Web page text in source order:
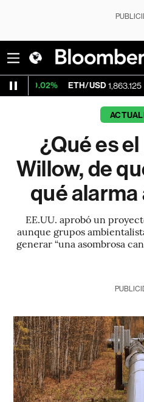
ETH/USD 1,863.125 -0.23%
¿Qué es
Willow, de
qué
EE.UU. aprobó un
aunque grupos
generar “una asombrosa